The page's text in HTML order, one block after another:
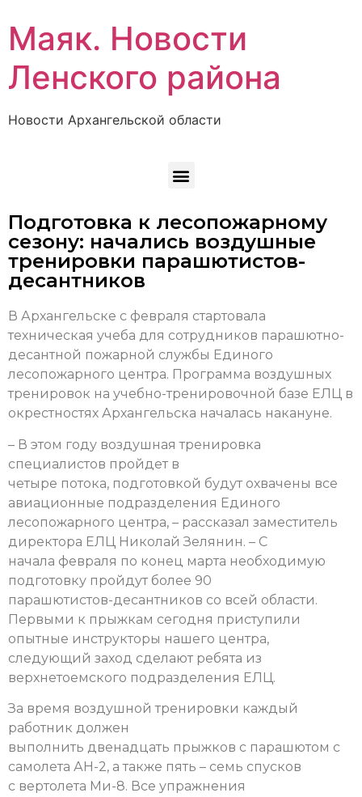
Маяк. Новости
Ленского района
Новости Архангельской области
Подготовка к лесопожарному
сезону: начались воздушные
тренировки парашютистов-
десантников
В Архангельске с февраля стартовала
техническая учеба для сотрудников парашютно-
десантной пожарной службы Единого
лесопожарного центра. Программа воздушных
тренировок на учебно-тренировочной базе ЕЛЦ в
окрестностях Архангельска началась накануне.
– В этом году воздушная тренировка
специалистов пройдет в
четыре потока, подготовкой будут охвачены все
авиационные подразделения Единого
лесопожарного центра, – рассказал заместитель
директора ЕЛЦ Николай Зелянин. – С
начала февраля по конец марта необходимую
подготовку пройдут более 90
парашютистов-десантников со всей области.
Первыми к прыжкам сегодня приступили
опытные инструкторы нашего центра,
следующий заход сделают ребята из
верхнетоемского подразделения ЕЛЦ.
За время воздушной тренировки каждый
работник должен
выполнить двенадцать прыжков с парашютом с
самолета АН-2, а также пять – семь спусков
с вертолета Ми-8. Все упражнения